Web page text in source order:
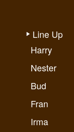
Line Up
Harry
Nester
Bud
Fran
Irma